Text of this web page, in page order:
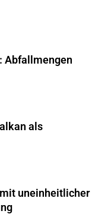
Abfallmengen
als
uneinheitlicher